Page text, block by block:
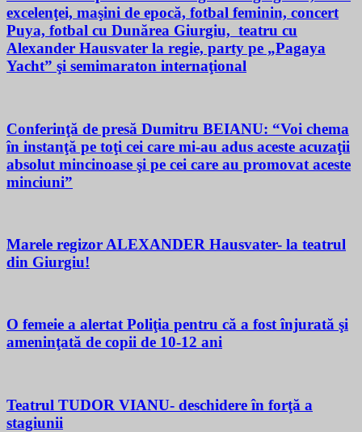
excelenţei, maşini de epocă, fotbal feminin, concert
Puya, fotbal cu Dunărea Giurgiu, teatru cu
Alexander Hausvater la regie, party pe „Pagaya
Yacht” şi semimaraton internaţional
Conferinţă de presă Dumitru BEIANU: “Voi chema
în instanţă pe toţi cei care mi-au adus aceste acuzaţii
absolut mincinoase şi pe cei care au promovat aceste
minciuni”
Marele regizor ALEXANDER Hausvater- la teatrul
din Giurgiu!
O femeie a alertat Poliţia pentru că a fost înjurată şi
ameninţată de copii de 10-12 ani
Teatrul TUDOR VIANU- deschidere în forţă a
stagiunii